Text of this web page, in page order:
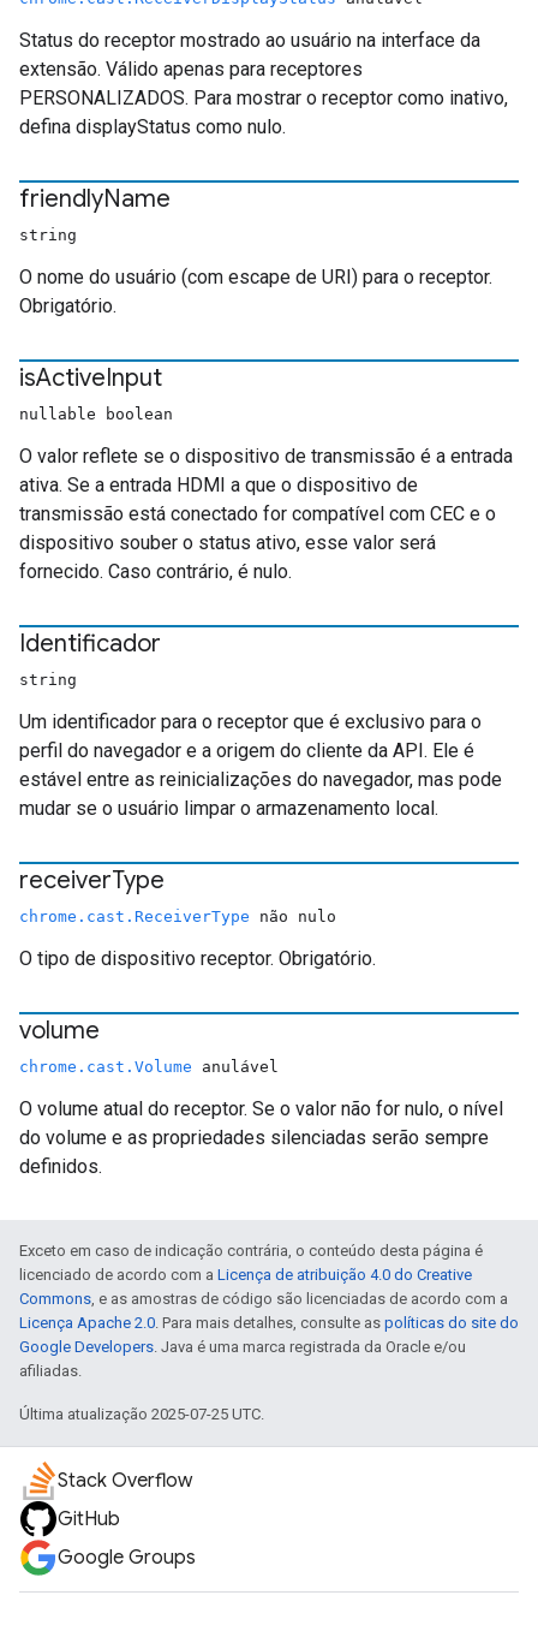
Status do receptor mostrado ao usuário na interface da
extensão. Válido apenas para receptores
PERSONALIZADOS. Para mostrar o receptor como inativo,
defina displayStatus como nulo.
friendlyName
string
O nome do usuário (com escape de URI) para o receptor.
Obrigatório.
isActiveInput
nullable boolean
O valor reflete se o dispositivo de transmissão é a entrada
ativa. Se a entrada HDMI a que o dispositivo de
transmissão está conectado for compatível com CEC e o
dispositivo souber o status ativo, esse valor será
fornecido. Caso contrário, é nulo.
Identificador
string
Um identificador para o receptor que é exclusivo para o
perfil do navegador e a origem do cliente da API. Ele é
estável entre as reinicializações do navegador, mas pode
mudar se o usuário limpar o armazenamento local.
receiverType
chrome.cast.ReceiverType não nulo
O tipo de dispositivo receptor. Obrigatório.
volume
chrome.cast.Volume anulável
O volume atual do receptor. Se o valor não for nulo, o nível
do volume e as propriedades silenciadas serão sempre
definidos.
Exceto em caso de indicação contrária, o conteúdo desta página é
licenciado de acordo com a Licença de atribuição 4.0 do Creative
Commons, e as amostras de código são licenciadas de acordo com a
Licença Apache 2.0. Para mais detalhes, consulte as políticas do site do
Google Developers. Java é uma marca registrada da Oracle e/ou
afiliadas.
Última atualização 2025-07-25 UTC.
Stack Overflow
GitHub
Google Groups